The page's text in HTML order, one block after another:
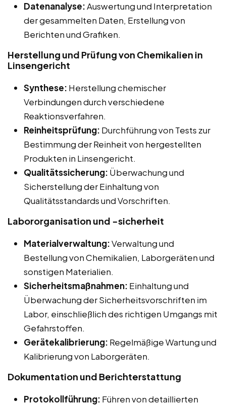
Datenanalyse:Auswertung und Interpretation
der gesammelten Daten, Erstellung von
Berichten und Grafiken.
Herstellung und Prüfung von Chemikalien in
Linsengericht
Synthese: Herstellung chemischer
Verbindungen durch verschiedene
Reaktionsverfahren.
Reinheitsprüfung: Durchführung von Tests zur
Bestimmung der Reinheit von hergestellten
Produkten in Linsengericht.
Qualitätssicherung: Überwachung und
Sicherstellung der Einhaltung von
Qualitätsstandards und Vorschriften.
Labororganisation und -sicherheit
Materialverwaltung:Verwaltung und
Bestellung von Chemikalien, Laborgeräten und
sonstigen Materialien.
Sicherheitsmaßnahmen: Einhaltung und
Überwachung der Sicherheitsvorschriften im
Labor, einschließlich des richtigen Umgangs mit
Gefahrstoffen.
Gerätekalibrierung: Regelmäßige Wartung und
Kalibrierung von Laborgeräten.
Dokumentation und Berichterstattung
Protokollführung: Führen von detaillierten